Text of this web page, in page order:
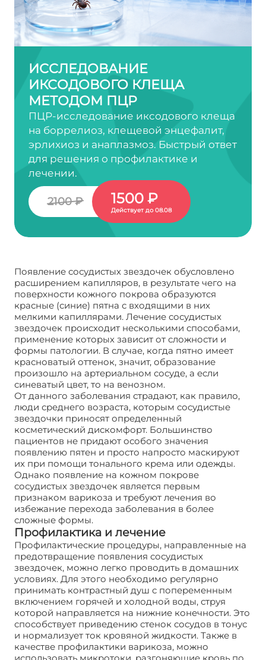
ИССЛЕДОВАНИЕ
ИКСОДОВОГО КЛЕЩА
МЕТОДОМ ПЦР
ПЦР-исследование иксодового клеща
на боррелиоз, клещевой энцефалит,
эрлихиоз и анаплазмоз. Быстрый ответ
для решения о профилактике и
лечении.
2100 ₽ 1500 ₽
Действует до 08.08
Появление сосудистых звездочек обусловлено
расширением капилляров, в результате чего на
поверхности кожного покрова образуются
красные (синие) пятна с входящими в них
мелкими капиллярами. Лечение сосудистых
звездочек происходит несколькими способами,
применение которых зависит от сложности и
формы патологии. В случае, когда пятно имеет
красноватый оттенок, значит, образование
произошло на артериальном сосуде, а если
синеватый цвет, то на венозном.
От данного заболевания страдают, как правило,
люди среднего возраста, которым сосудистые
звездочки приносят определенный
косметический дискомфорт. Большинство
пациентов не придают особого значения
появлению пятен и просто напросто маскируют
их при помощи тонального крема или одежды.
Однако появление на кожном покрове
сосудистых звездочек является первым
признаком варикоза и требуют лечения во
избежание перехода заболевания в более
сложные формы.
Профилактика и лечение
Профилактические процедуры, направленные на
предотвращение появления сосудистых
звездочек, можно легко проводить в домашних
условиях. Для этого необходимо регулярно
принимать контрастный душ с попеременным
включением горячей и холодной воды, струя
которой направляется на нижние конечности. Это
способствует приведению стенок сосудов в тонус
и нормализует ток кровяной жидкости. Также в
качестве профилактики варикоза, можно